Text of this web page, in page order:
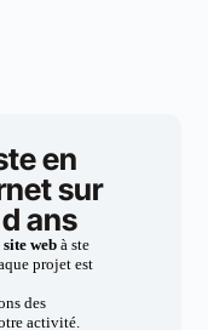
en
sur
ans
webà ste
projet est
des
activité.